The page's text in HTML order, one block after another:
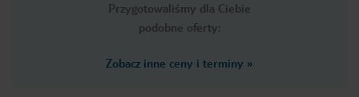
Przygotowaliśmy dla Ciebie
podobne oferty:
Zobacz inne ceny i terminy »